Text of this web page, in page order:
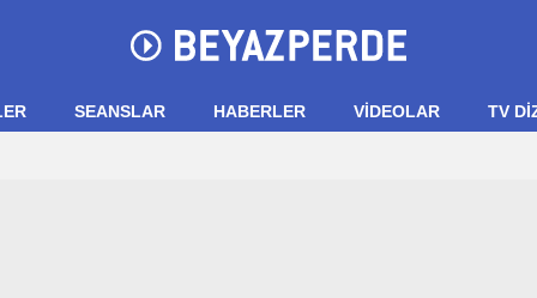
SEANSLAR HABERLER VIDEOLAR TV